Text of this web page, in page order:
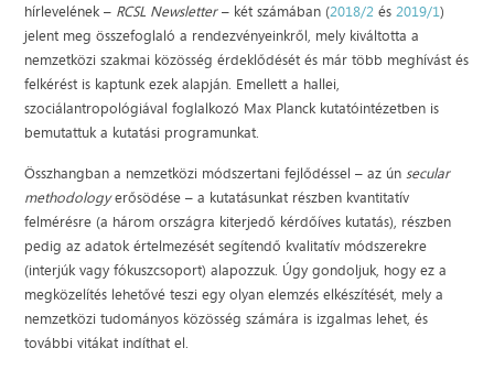
hírlevelének – RCSL Newsletter– két számában (2018/2 és2019/1)
jelent meg összefoglaló a rendezvényeinkről, mely kiváltotta a
nemzetközi szakmai közösség érdeklődését és már több meghívást és
felkérést is kaptunk ezek alapján. Emellett a hallei,
szociálantropológiával foglalkozó Max Planck kutatóintézetben is
bemutattuk a kutatási programunkat.
Összhangban a nemzetközi módszertani fejlődéssel – az únsecular
methodologyerősödése – a kutatásunkat részben kvantitatív
felmérésre (a három országra kiterjedő kérdőíves kutatás), részben
pedig az adatok értelmezését segítendő kvalitatív módszerekre
(interjúk vagy fókuszcsoport) alapozzuk. Úgy gondoljuk, hogy ez a
megközelítés lehetővé teszi egy olyan elemzés elkészítését, mely a
nemzetközi tudományos közösség számára is izgalmas lehet, és
további vitákat indíthat el.